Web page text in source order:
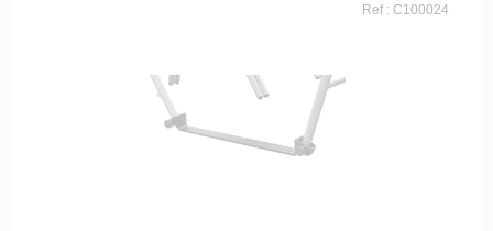
Ref : C100024